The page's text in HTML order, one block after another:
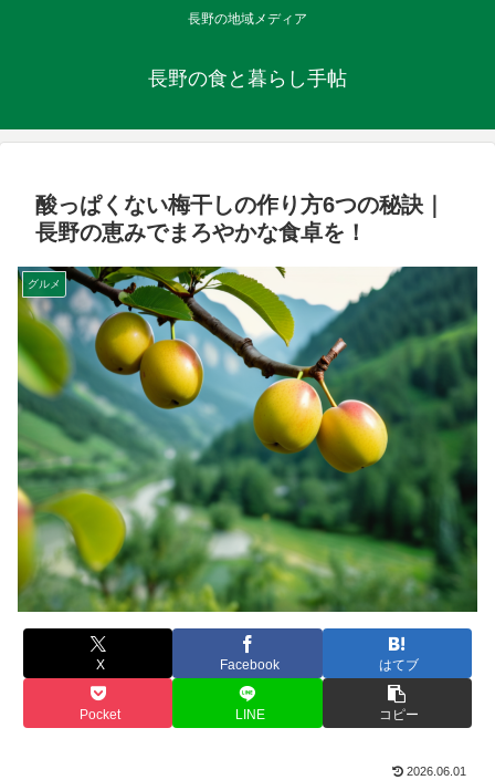
長野の地域メディア
長野の食と暮らし手帖
酸っぱくない梅干しの作り方6つの秘訣｜
長野の恵みでまろやかな食卓を！
グルメ
X Facebook はてブ
Pocket LINE コピー
2026.06.01